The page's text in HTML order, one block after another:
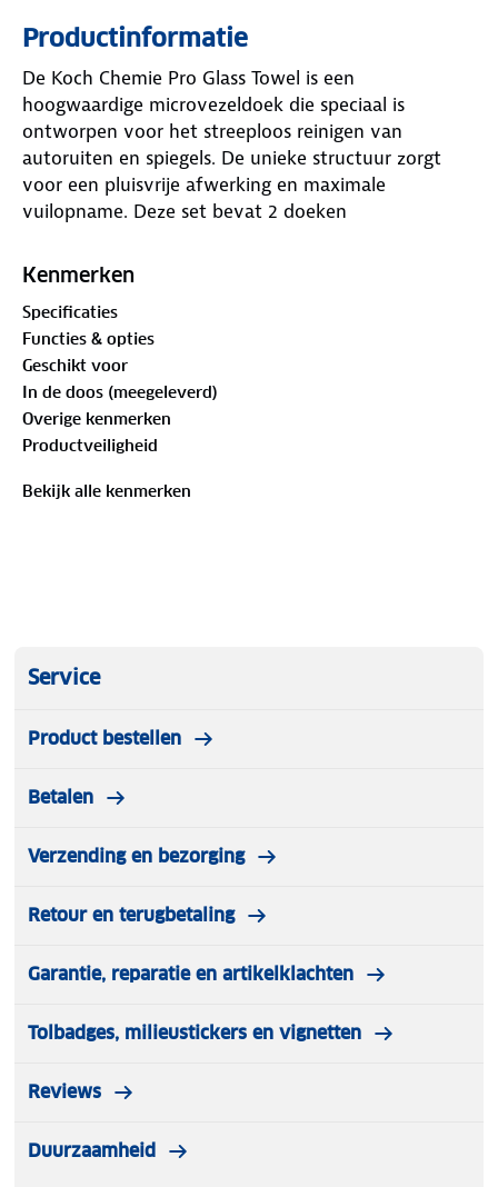
Productinformatie
De Koch Chemie Pro Glass Towel is een
hoogwaardige microvezeldoek die speciaal is
ontworpen voor het streeploos reinigen van
autoruiten en spiegels. De unieke structuur zorgt
voor een pluisvrije afwerking en maximale
vuilopname. Deze set bevat 2 doeken
Kenmerken
Specificaties
Functies & opties
Geschikt voor
In de doos (meegeleverd)
Overige kenmerken
Productveiligheid
Bekijk alle kenmerken
Service
Product bestellen
Betalen
Verzending en bezorging
Retour en terugbetaling
Garantie, reparatie en artikelklachten
Tolbadges, milieustickers en vignetten
Reviews
Duurzaamheid